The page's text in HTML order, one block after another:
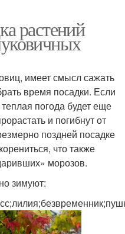
растений
имеет смысл сажать
время посадки. Если
погода будет еще
и погибнут от
поздней посадке
что также
морозов.
зимуют: